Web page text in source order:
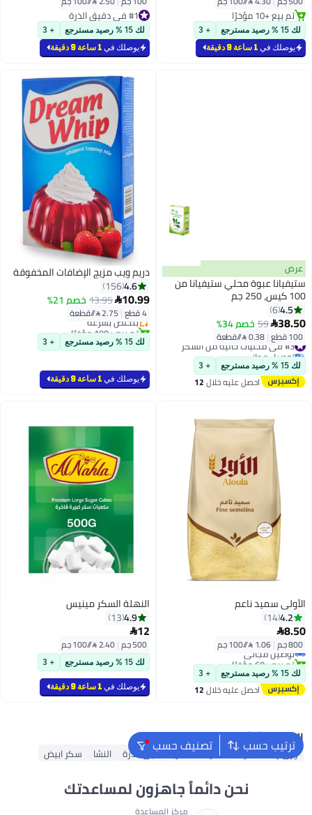
تم بيع +10 مؤخرًا
تم بيع +10 مؤخرًالك 15 % رصيد مسترجع + 3
يوصلك في 1 ساعة 9 دقيقة
#1 في دقيق الذرة
#1 في دقيق الذرةلك 15 % رصيد مسترجع + 3
يوصلك في 1 ساعة 9 دقيقة
عرض
ستيفيانا عبوة محلي ستيفيانا من
100 كيس، 250 جم
4.5
6
38.50
59 خصم 34%
100 قطع | #3 في محليات خالية من السكر
توصيل مجاني
#3 في محليات خالية من السكرلك 15 % رصيد مسترجع + 3
احصل عليه خلال12
دريم ويب مزيج الإضافات المخفوقة
4.6
156
10.99
13.95خصم 21%
4 قطع |
بتخلّص بسرعة
تم بيع +190 مؤخرًا
بتخلّص بسرعةلك 15 % رصيد مسترجع + 3
يوصلك في 1 ساعة 9 دقيقة
الأولى سميد ناعم
4.2
14
8.50
800 جم |
توصيل مجاني
تم بيع +60 مؤخرًا
توصيل مجانيلك 15 % رصيد مسترجع + 3
احصل عليه خلال12
النهلة السكر مينيس
4.9
13
12
500 جم |
لك 15 % رصيد مسترجع + 3
يوصلك في 1 ساعة 9 دقيقة
ترتيب حسب تصنيف حسب البحث الشائع
ورق زبدة للخبز مستلزمات الخبز دقيق الذرة النشا سكر ابيض
نحن دائماً جاهزون لمساعدتك
مركز المساعدة